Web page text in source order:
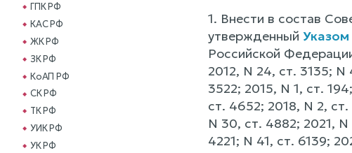
ГПК РФ
КАС РФ
ЖК РФ
ЗК РФ
КоАП РФ
СК РФ
ТК РФ
УИК РФ
УК РФ
1. Внести в состав
утвержденный
Российской
2012, N 24, ст. 3135;
3522; 2015, N 1, ст.
ст. 4652; 2018, N 2,
N 30, ст. 4882; 2021,
4221; N 41, ст. 6139;